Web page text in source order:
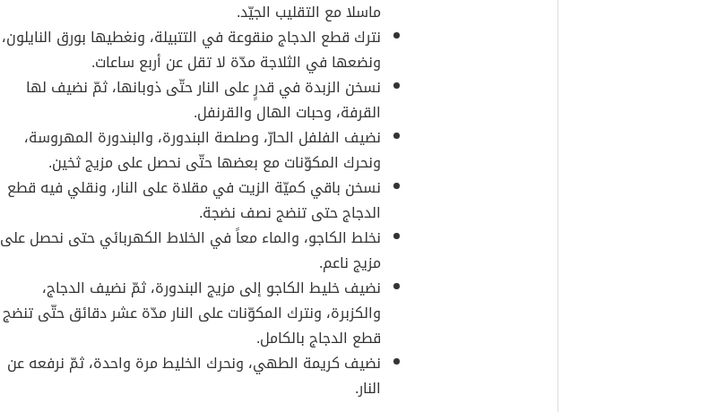
ماسلا مع التقليب الجيّد.
نترك قطع الدجاج منقوعة في التتبيلة، ونغطيها بورق النايلون،
ونضعها في الثلاجة مدّة لا تقل عن أربع ساعات.
نسخن الزبدة في قدرٍ على النار حتّى ذوبانها، ثمّ نضيف لها
القرفة، وحبات الهال والقرنفل.
نضيف الفلفل الحارّ، وصلصة البندورة، والبندورة المهروسة،
ونحرك المكوّنات مع بعضها حتّى نحصل على مزيج ثخين.
نسخن باقي كميّة الزيت في مقلاة على النار، ونقلي فيه قطع
الدجاج حتى تنضج نصف نضجة.
نخلط الكاجو، والماء معاً في الخلاط الكهربائي حتى نحصل على
مزيج ناعم.
نضيف خليط الكاجو إلى مزيج البندورة، ثمّ نضيف الدجاج،
والكزبرة، ونترك المكوّنات على النار مدّة عشر دقائق حتّى تنضج
قطع الدجاج بالكامل.
نضيف كريمة الطهي، ونحرك الخليط مرة واحدة، ثمّ نرفعه عن
النار.